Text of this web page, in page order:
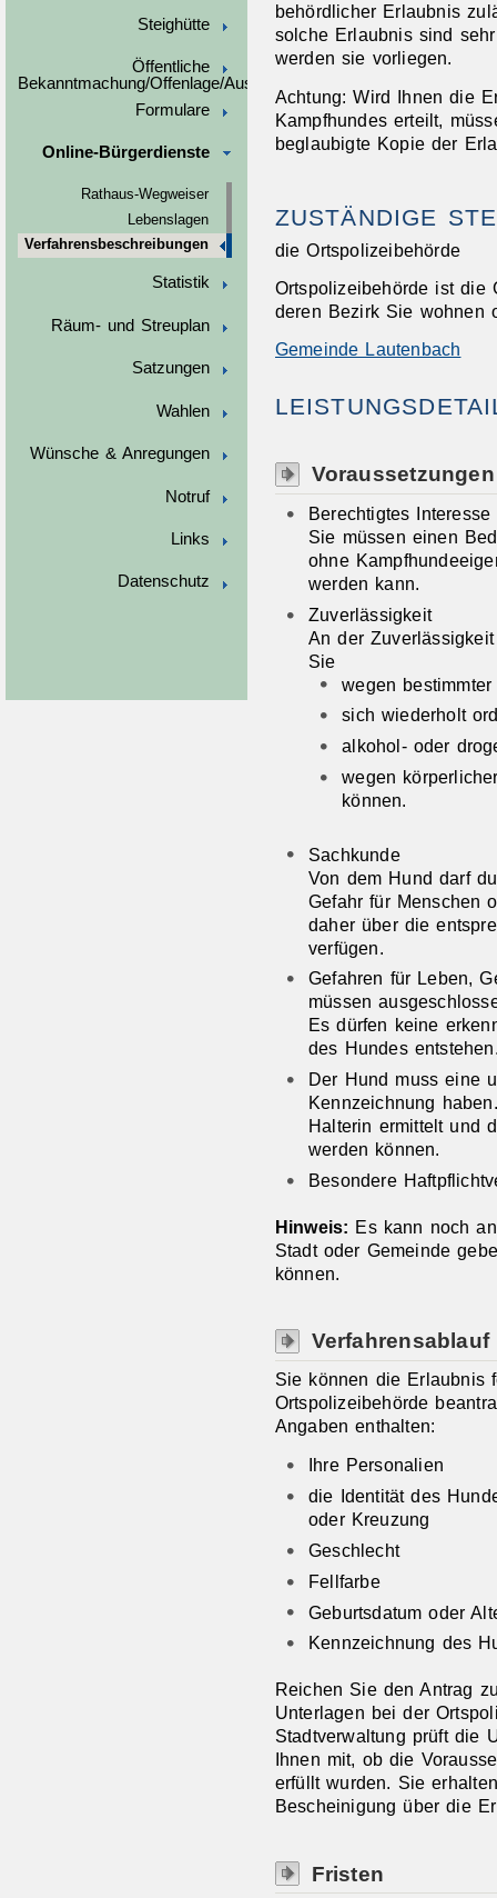
Steighütte
Öffentliche
Bekanntmachung/Offenlage/Ausschreibungen
Formulare
Online-Bürgerdienste
Rathaus-Wegweiser
Lebenslagen
Verfahrensbeschreibungen
Statistik
Räum- und Streuplan
Satzungen
Wahlen
Wünsche & Anregungen
Notruf
Links
Datenschutz
behördlicher Erlaubnis
solche Erlaubnis sind
werden sie vorliegen.
Achtung: Wird Ihnen die
Kampfhundes erteilt,
beglaubigte Kopie der
ZUSTÄNDIGE
die Ortspolizeibehörde
Ortspolizeibehörde ist die
deren Bezirk Sie wohnen
Gemeinde Lautenbach
Voraussetzungen
Berechtigtes
Sie müssen einen
ohne
werden kann.
Zuverlässigkeit
An der
Sie
wegen
sich wiederholt
alkohol- oder
wegen
können.
Sachkunde
Von dem Hund darf
Gefahr für Menschen
daher über die
verfügen.
Gefahren für Leben,
müssen
Es dürfen keine
des Hundes
Der Hund muss eine
Kennzeichnung
Halterin ermittelt und
werden können.
Besondere
Hinweis: Es kann noch
Stadt oder Gemeinde
können.
Verfahrensablauf
Sie können die Erlaubnis
Ortspolizeibehörde
Angaben enthalten:
Ihre Personalien
die Identität des
oder Kreuzung
Geschlecht
Fellfarbe
Geburtsdatum oder
Kennzeichnung des
Reichen Sie den Antrag
Unterlagen bei der
Stadtverwaltung prüft die
Ihnen mit, ob die
erfüllt wurden. Sie
Bescheinigung über die
Fristen